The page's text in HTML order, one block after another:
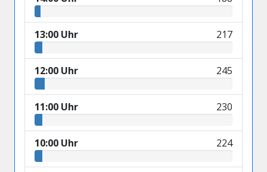
13:00 Uhr 217
12:00 Uhr 245
11:00 Uhr 230
10:00 Uhr 224